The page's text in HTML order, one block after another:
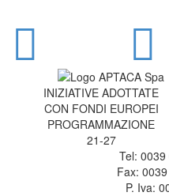
INIZIATIVE ADOTTATE
CON FONDI EUROPEI
PROGRAMMAZIONE
21-27
Tel:
Fax:
P. Iva: